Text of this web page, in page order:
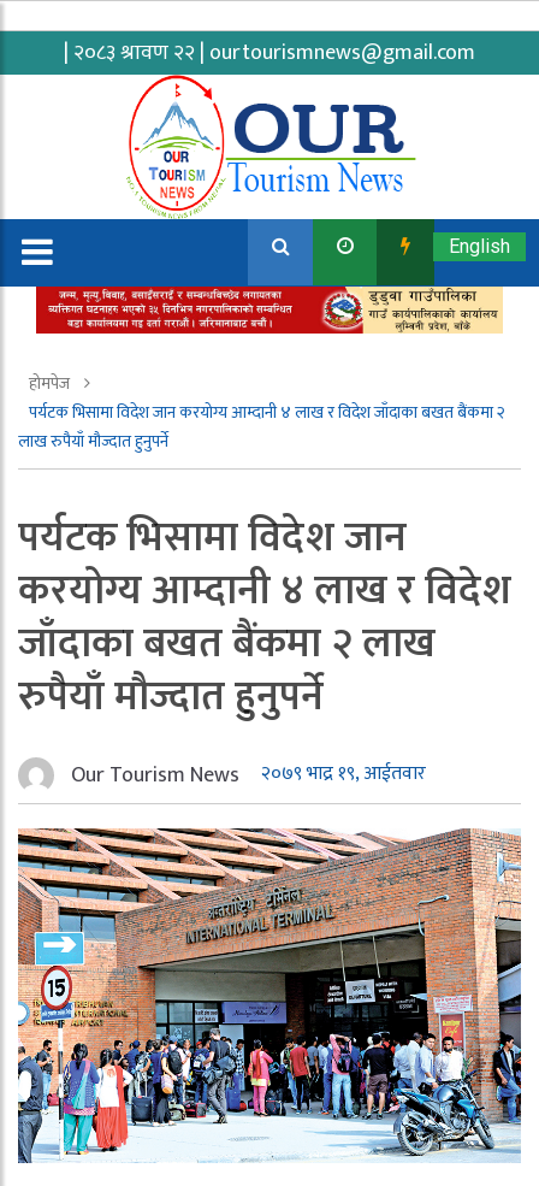
| २०८३ श्रावण २२ | ourtourismnews@gmail.com
English
होमपेज
पर्यटक भिसामा विदेश जान करयोग्य आम्दानी ४ लाख र विदेश जाँदाका बखत बैंकमा २
लाख रुपैयाँ मौज्दात हुनुपर्ने
पर्यटक भिसामा विदेश जान
करयोग्य आम्दानी ४ लाख र विदेश
जाँदाका बखत बैंकमा २ लाख
रुपैयाँ मौज्दात हुनुपर्ने
Our Tourism News २०७९ भाद्र १९, आईतवार